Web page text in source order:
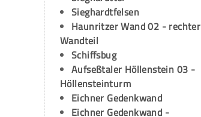
Sieghardtfelsen
Haunritzer Wand 02 - rechter
Wandteil
Schiffsbug
Aufseßtaler Höllenstein 03 -
Höllensteinturm
Eichner Gedenkwand
Eichner Gedenkwand -